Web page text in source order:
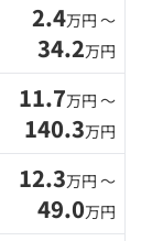
2.4万円 〜
34.2万円
11.7万円 〜
140.3万円
12.3万円 〜
49.0万円